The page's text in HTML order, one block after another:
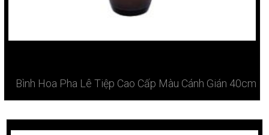
Bình Hoa Pha Lê Tiệp Cao Cấp Màu Cánh Gián 40cm